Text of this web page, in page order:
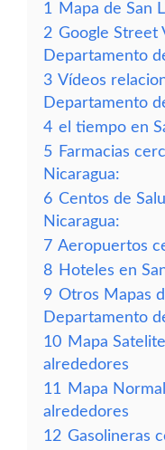
1
Mapa de San
2 Google Street
Departamento
3 Vídeos
Departamento
4 el tiempo en
5 Farmacias
Nicaragua:
6 Centos de
Nicaragua:
7 Aeropuertos
8 Hoteles en
9 Otros Mapas
Departamento
10 Mapa
alrededores
11
Mapa
alrededores
12 Gasolineras